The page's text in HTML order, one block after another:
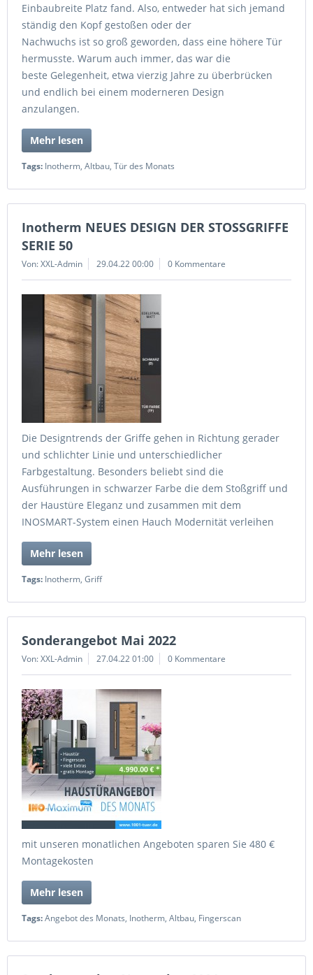
Einbaubreite Platz fand. Also, entweder hat sich jemand
ständig den Kopf gestoßen oder der
Nachwuchs ist so groß geworden, dass eine höhere Tür
hermusste. Warum auch immer, das war die
beste Gelegenheit, etwa vierzig Jahre zu überbrücken
und endlich bei einem moderneren Design
anzulangen.
Mehr lesen
Tags: Inotherm, Altbau, Tür des Monats
Inotherm NEUES DESIGN DER STOSSGRIFFE
SERIE 50
Von: XXL-Admin 29.04.22 00:00 0 Kommentare
Die Designtrends der Griffe gehen in Richtung gerader
und schlichter Linie und unterschiedlicher
Farbgestaltung. Besonders beliebt sind die
Ausführungen in schwarzer Farbe die dem Stoßgriff und
der Haustüre Eleganz und zusammen mit dem
INOSMART-System einen Hauch Modernität verleihen
Mehr lesen
Tags: Inotherm, Griff
Sonderangebot Mai 2022
Von: XXL-Admin 27.04.22 01:00 0 Kommentare
mit unseren monatlichen Angeboten sparen Sie 480 €
Montagekosten
Mehr lesen
Tags:Angebot des Monats, Inotherm, Altbau, Fingerscan